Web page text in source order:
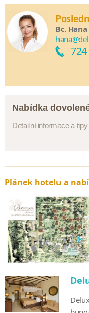
Bc.
Nabídka
Detailní informace a
Plánek hotelu a